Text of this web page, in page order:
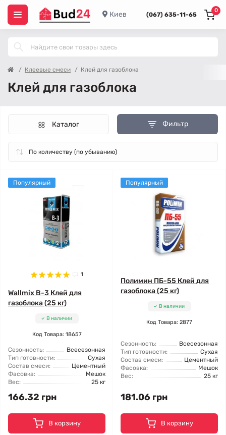
Киев (067) 635-11-65
0
Клеевые смеси Клей для газоблока
Клей для газоблока
Фильтр
Каталог
Популярный
1
Wallmix B-3 Клей для
газоблока (25 кг)
В наличии
Код Товара: 18657
Сезонность:
Всесезонная
Тип готовности:
Сухая
Состав смеси:
Цементный
Фасовка:
Мешок
Вес:
25 кг
166.32 грн
В корзину
Популярный
Полимин ПБ-55 Клей для
газоблока (25 кг)
В наличии
Код Товара: 2877
Сезонность:
Всесезонная
Тип готовности:
Сухая
Состав смеси:
Цементный
Фасовка:
Мешок
Вес:
25 кг
181.06 грн
В корзину